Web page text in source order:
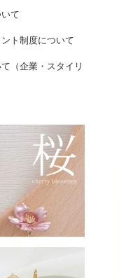
て
ト制度について
（企業・スタイリ